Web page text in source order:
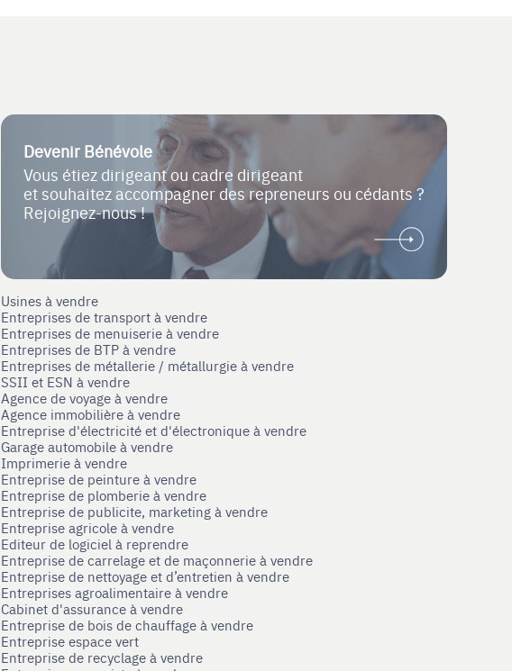
Devenir Bénévole
Vous étiez dirigeant ou cadre dirigeant
et souhaitez accompagner des repreneurs ou cédants ?
Rejoignez-nous !
Usines à vendre
Entreprises de transport à vendre
Entreprises de menuiserie à vendre
Entreprises de BTP à vendre
Entreprises de métallerie / métallurgie à vendre
SSII et ESN à vendre
Agence de voyage à vendre
Agence immobilière à vendre
Entreprise d'électricité et d'électronique à vendre
Garage automobile à vendre
Imprimerie à vendre
Entreprise de peinture à vendre
Entreprise de plomberie à vendre
Entreprise de publicite, marketing à vendre
Entreprise agricole à vendre
Editeur de logiciel à reprendre
Entreprise de carrelage et de maçonnerie à vendre
Entreprise de nettoyage et d’entretien à vendre
Entreprises agroalimentaire à vendre
Cabinet d'assurance à vendre
Entreprise de bois de chauffage à vendre
Entreprise espace vert
Entreprise de recyclage à vendre